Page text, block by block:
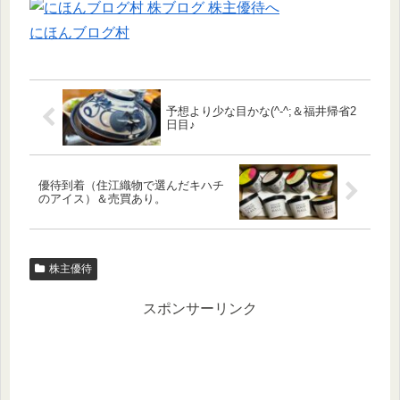
にほんブログ村
予想より少な目かな(^-^;＆福井帰省2
日目♪
優待到着（住江織物で選んだキハチ
のアイス）＆売買あり。
株主優待
スポンサーリンク